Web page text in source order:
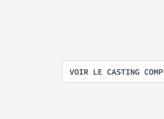
VOIR LE CASTING